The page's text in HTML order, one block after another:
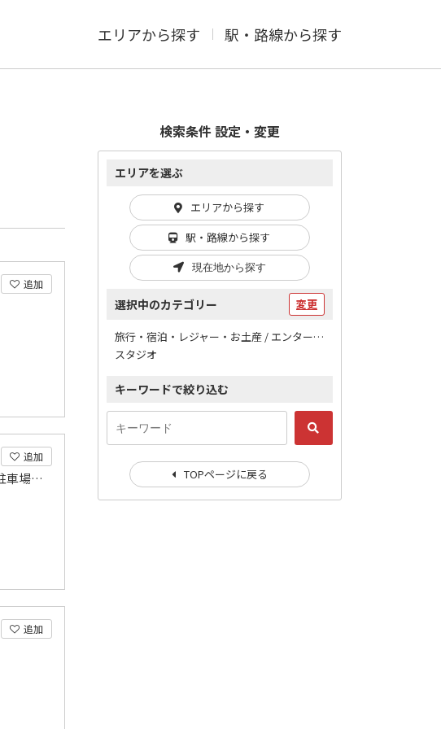
エリアから探す 駅・路線から探す
追加
追加
南仙台駅の近くの音楽スタジオ！！個人練習もOK。18台の駐車場完備。
追加
検索条件 設定・変更
エリアを選ぶ
エリアから探す
駅・路線から探す
現在地から探す
選択中のカテゴリー 変更
旅行・宿泊・レジャー・お土産 / エンターテイメント
スタジオ
キーワードで絞り込む
TOPページに戻る